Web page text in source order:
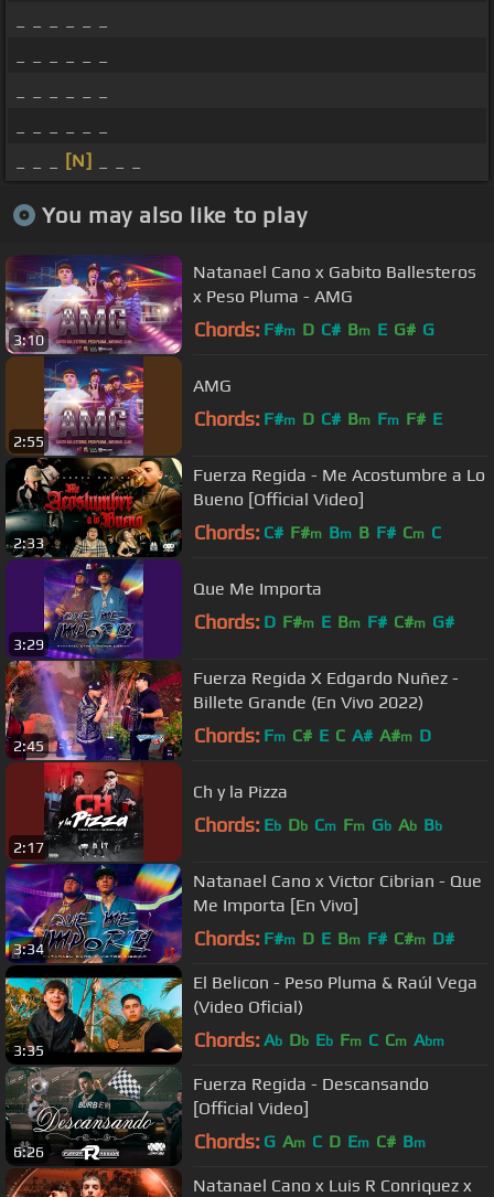
[N]
You may also like to play
3:10
Natanael Cano x Gabito Ballesteros
x Peso Pluma - AMG
Chords: F#m D C# Bm E G# G
2:55
AMG
Chords: F#m D C# Bm Fm F# E
2:33
Fuerza Regida - Me Acostumbre a Lo
Bueno [Official Video]
Chords: C# F#m Bm B F# Cm C
3:29
Que Me Importa
Chords: D F#m E Bm F# C#m G#
2:45
Fuerza Regida X Edgardo Nuñez -
Billete Grande (En Vivo 2022)
Chords: Fm C# E C A# A#m D
2:17
Ch y la Pizza
Chords: Eb Db Cm Fm Gb Ab Bb
3:34
Natanael Cano x Victor Cibrian - Que
Me Importa [En Vivo]
Chords: F#m D E Bm F# C#m D#
3:35
El Belicon - Peso Pluma & Raúl Vega
(Video Oficial)
Chords: Ab Db Eb Fm C Cm Abm
6:26
Fuerza Regida - Descansando
[Official Video]
Chords: G Am C D Em C# Bm
Natanael Cano x Luis R Conriquez x